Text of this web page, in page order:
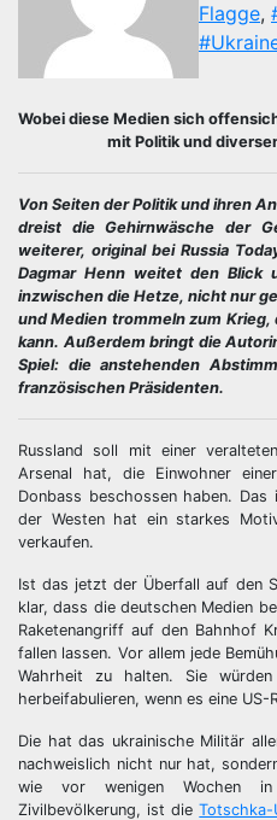
Flagge,
Wobei diese Medien sich
mit Politik und
Von Seiten der Politik und ihren
dreist die Gehirnwäsche der
weiterer, original bei Russia
Dagmar Henn weitet den
inzwischen die Hetze, nicht nur
und Medien trommeln zum
kann. Außerdem bringt die
Spiel: die anstehenden
französischen Präsidenten.
Russland soll mit einer
Arsenal hat, die Einwohner
Donbass beschossen haben.
der Westen hat ein starkes
verkaufen.
Ist das jetzt der Überfall auf den
klar, dass die deutschen Medien
Raketenangriff auf den Bahnhof
fallen lassen. Vor allem jede
Wahrheit zu halten. Sie
herbeifabulieren, wenn es eine US-
Die hat das ukrainische Militär
nachweislich nicht nur hat,
wie vor wenigen Wochen
Zivilbevölkerung, ist dieTotschka-